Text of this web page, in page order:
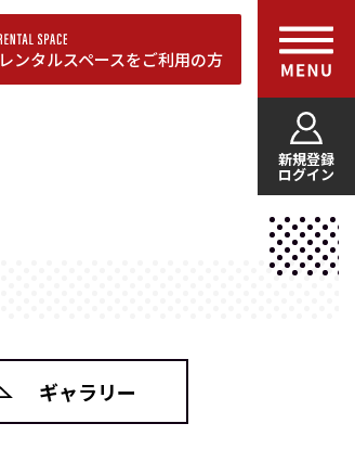
新規登録
ログイン
レンタルスペースをご利用の方
ギャラリー